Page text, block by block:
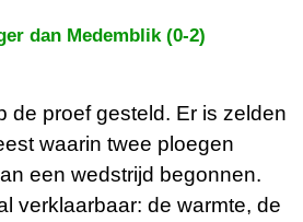
dan Medemblik (0-2)
de proef gesteld. Er is zelden
waarin twee ploegen
een wedstrijd begonnen.
verklaarbaar: de warmte, de